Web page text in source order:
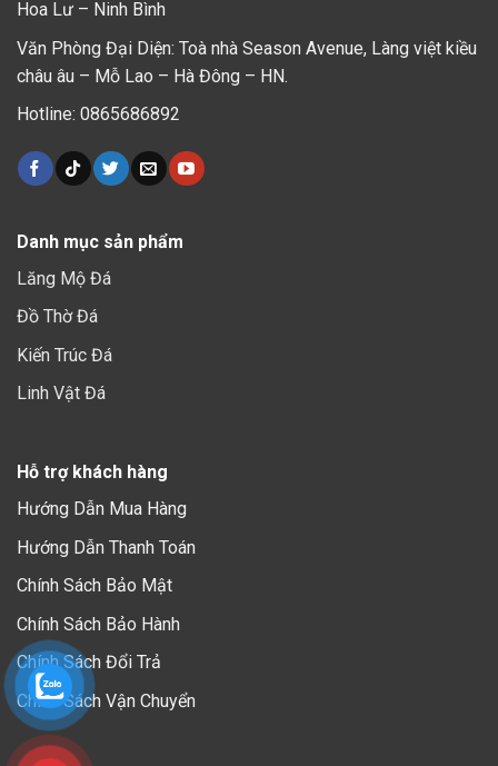
Hoa Lư – Ninh Bình
Văn Phòng Đại Diện: Toà nhà Season Avenue, Làng việt kiều
châu âu – Mỗ Lao – Hà Đông – HN.
Hotline: 0865686892
Danh mục sản phẩm
Lăng Mộ Đá
Đồ Thờ Đá
Kiến Trúc Đá
Linh Vật Đá
Hỗ trợ khách hàng
Hướng Dẫn Mua Hàng
Hướng Dẫn Thanh Toán
Chính Sách Bảo Mật
Chính Sách Bảo Hành
Chính Sách Đổi Trả
Chính Sách Vận Chuyển